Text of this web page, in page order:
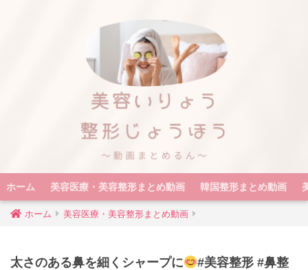
ホーム 美容医療・美容整形まとめ動画 韓国整形まとめ動画
ホーム 美容医療・美容整形まとめ動画
太さのある鼻を細くシャープに
#美容整形 #鼻整